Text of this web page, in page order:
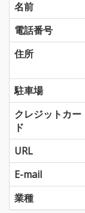
名前
電話番号
住所
駐車場
クレジットカー
ド
URL
E-mail
業種